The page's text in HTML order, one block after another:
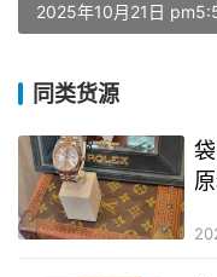
2025年10月21日
同类货源